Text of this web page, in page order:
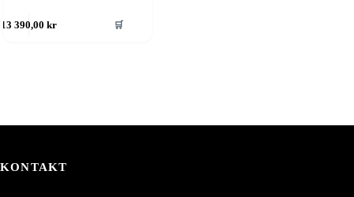
13 390,00 kr 🛒
KONTAKT